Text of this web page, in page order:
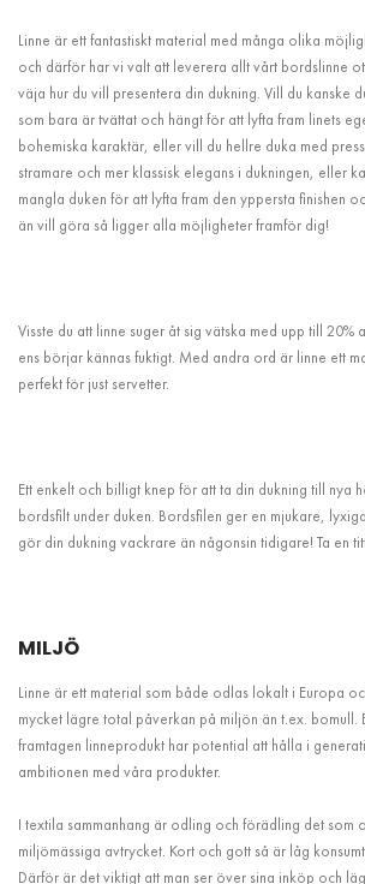
Linne är ett fantastiskt material med många olika
och därför har vi valt att leverera allt vårt bordslinne
väja hur du vill presentera din dukning. Vill du kanske
som bara är tvättat och hängt för att lyfta fram linets
bohemiska karaktär, eller vill du hellre duka med
stramare och mer klassisk elegans i dukningen, eller
mangla duken för att lyfta fram den yppersta finishen
än vill göra så ligger alla möjligheter framför dig!
Visste du att linne suger åt sig vätska med upp till 20%
ens börjar kännas fuktigt. Med andra ord är linne ett
perfekt för just servetter.
Ett enkelt och billigt knep för att ta din dukning till nya
bordsfilt under duken. Bordsfilen ger en mjukare,
gör din dukning vackrare än någonsin tidigare! Ta en
MILJÖ
Linne är ett material som både odlas lokalt i Europa
mycket lägre total påverkan på miljön än t.ex. bomull.
framtagen linneprodukt har potential att hålla i
ambitionen med våra produkter.
I textila sammanhang är odling och förädling det som
miljömässiga avtrycket. Kort och gott så är låg
Därför är det viktigt att man ser över sina inköp och